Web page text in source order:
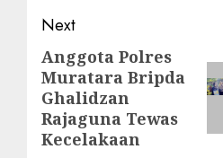
Next
Next
post:
Anggota Polres
Muratara Bripda
Ghalidzan
Rajaguna Tewas
Kecelakaan